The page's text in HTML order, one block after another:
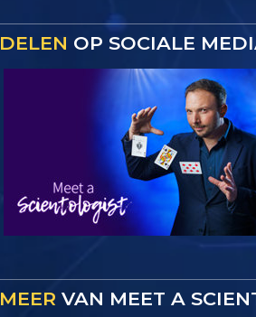
DELEN OP SOCIALE
MEER VAN MEET A